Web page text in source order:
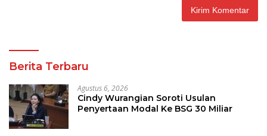
Berita Terbaru
Agustus 6, 2026
Cindy Wurangian Soroti Usulan
Penyertaan Modal Ke BSG 30 Miliar